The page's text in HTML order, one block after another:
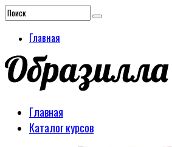
Главная
Главная
Каталог курсов